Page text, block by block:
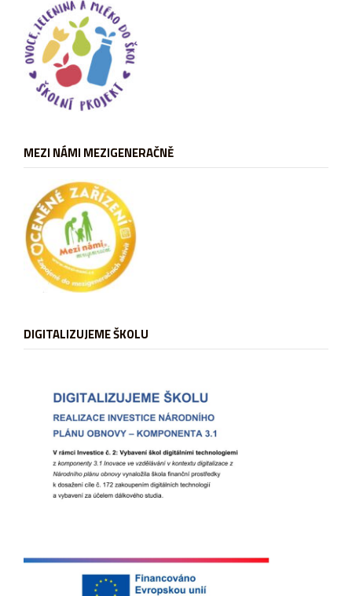
MEZI NÁMI MEZIGENERAČNĚ
DIGITALIZUJEME ŠKOLU